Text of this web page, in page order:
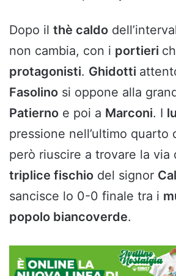
Dopo il thè caldo
non cambia, con i portieri
protagonisti. Ghidotti
Fasolino si oppone alla
Patierno e poi a Marconi. I
pressione nell’ultimo quarto
però riuscire a trovare la via
triplice fischio del signor
sancisce lo 0-0 finale tra i
popolo biancoverde.